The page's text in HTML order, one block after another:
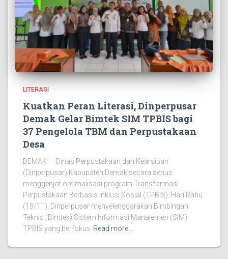
LITERASI
Kuatkan Peran Literasi, Dinperpusar
Demak Gelar Bimtek SIM TPBIS bagi
37 Pengelola TBM dan Perpustakaan
Desa
DEMAK – Dinas Perpustakaan dan Kearsipan
(Dinperpusar) Kabupaten Demak secara serius
menggenjot optimalisasi program Transformasi
Perpustakaan Berbasis Inklusi Sosial (TPBIS). Hari Rabu
(19/11), Dinperpusar menyelenggarakan Bimbingan
Teknis (Bimtek) Sistem Informasi Manajemen (SIM)
TPBIS yang berfokus Read more…